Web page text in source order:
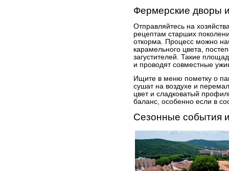
Фермерские дворы
Отправляйтесь на
рецептам старших
откорма. Процесс можно
карамельного цвета,
загустителей. Такие
и проводят совместные
Ищите в меню пометку о
сушат на воздухе и
цвет и сладковатый
баланс, особенно если в
Сезонные события